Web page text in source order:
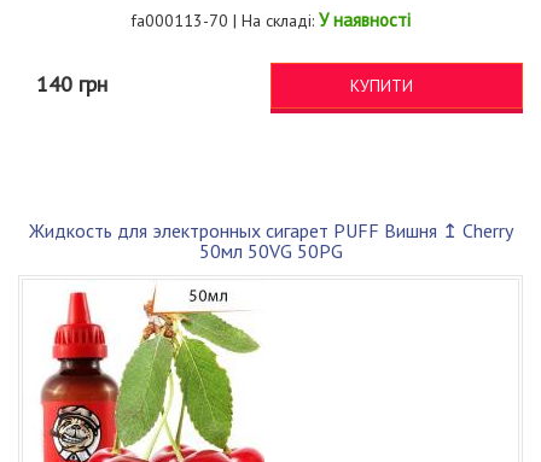
fa000113-70 | На складі: У наявності
140 грн КУПИТИ
Жидкость для электронных сигарет PUFF Вишня ↥ Cherry
50мл 50VG 50PG